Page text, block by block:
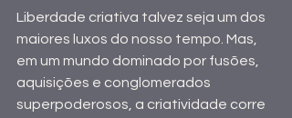
Liberdade criativa talvez seja um dos
maiores luxos do nosso tempo. Mas,
em um mundo dominado por fusões,
aquisições e conglomerados
superpoderosos, a criatividade corre